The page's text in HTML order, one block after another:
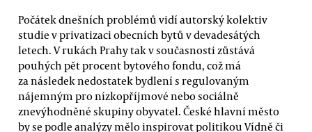
Počátek dnešních problémů vidí autorský kolektiv
studie v privatizaci obecních bytů v devadesátých
letech. V rukách Prahy tak v současnosti zůstává
pouhých pět procent bytového fondu, což má
za následek nedostatek bydlení s regulovaným
nájemným pro nízkopříjmové nebo sociálně
znevýhodněné skupiny obyvatel. České hlavní město
by se podle analýzy mělo inspirovat politikou Vídně či